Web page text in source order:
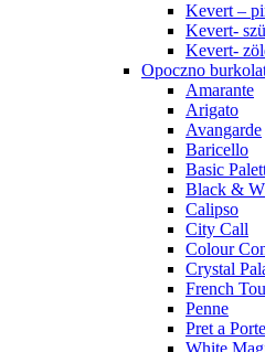
Kevert –
Kevert-
Kevert-
Opoczno
Amarante
Arigato
Avangarde
Baricello
Basic
Black &
Calipso
City Call
Colour
Crystal
French
Penne
Pret a
White